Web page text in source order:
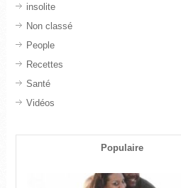
insolite
Non classé
People
Recettes
Santé
Vidéos
Populaire